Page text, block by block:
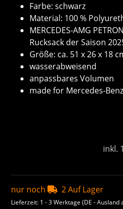
Farbe: schwarz
Material: 100 %
MERCEDES-AMG
Rucksack der Saison
Größe: ca. 51 x 26 x 18
wasserabweisend
anpassbares Volumen
made for Mercedes-
inkl.
nur noch 2 Auf Lager
Lieferzeit: 1 - 3 Werktage(DE - Ausland